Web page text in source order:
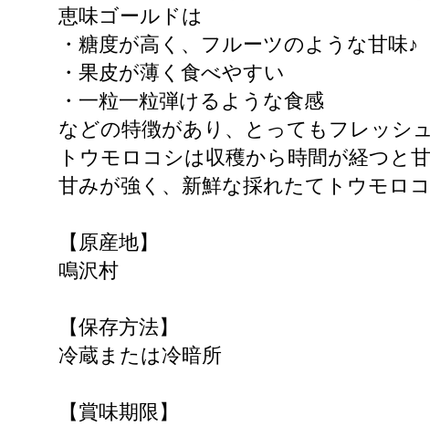
恵味ゴールドは
・糖度が高く、フルーツのような甘味♪
・果皮が薄く食べやすい
・一粒一粒弾けるような食感
などの特徴があり、とってもフレッシ
トウモロコシは収穫から時間が経つと
甘みが強く、新鮮な採れたてトウモロ
【原産地】
鳴沢村
【保存方法】
冷蔵または冷暗所
【賞味期限】